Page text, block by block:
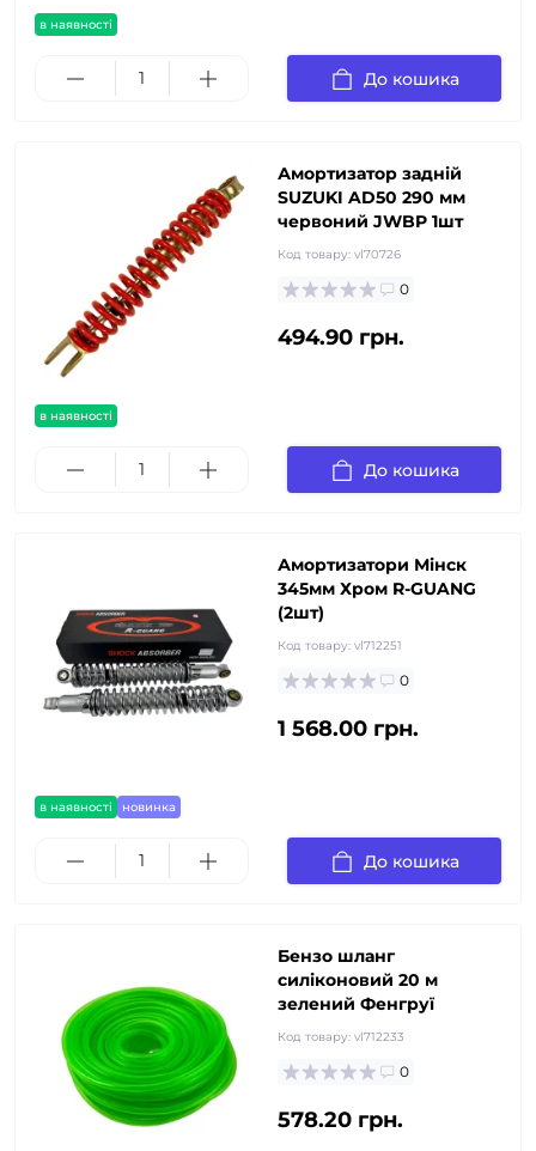
в наявності
До кошика
в наявності
Амортизатор задній
SUZUKI AD50 290 мм
червоний JWBP 1шт
Код товару: vl70726
0
494.90 грн.
До кошика
в наявності новинка
Амортизатори Мінск
345мм Хром R-GUANG
(2шт)
Код товару: vl712251
0
1 568.00 грн.
До кошика
Бензо шланг
силіконовий 20 м
зелений Фенгруї
Код товару: vl712233
0
578.20 грн.